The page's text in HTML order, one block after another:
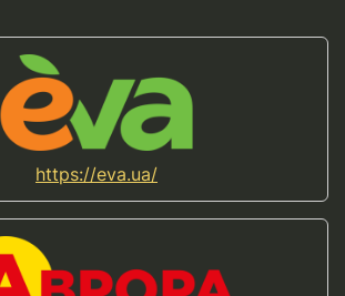
https://eva.ua/